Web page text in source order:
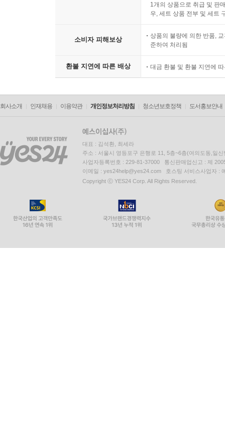
1개의 상품으로 취급 및 판
우, 세트 상품 전부 및 세트
소비자 피해보상
상품의 불량에 의한 반품,
준하여 처리됨
환불 지연에 따른 배상 대금 환불 및 환불 지연에
회사소개 인재채용 이용약관 개인정보처리방침 청소년보호정책 도서홍보안내
대표 : 김석환, 최세라
주소 : 서울시 영등포구 은행로 11, 5층~6층(여의도동,일신
사업자등록번호 : 229-81-37000 통신판매업신고 : 제
이메일 : yes24help@yes24.com 호스팅 서비스사업자 :
Copyright ⓒ YES24 Corp. All Rights Reserved.